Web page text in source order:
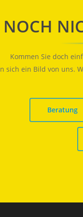
NOCH
Kommen Sie doch
sich ein Bild von uns.
Beratung